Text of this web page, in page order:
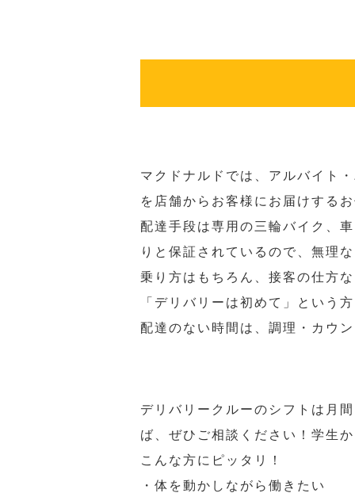
マクドナルドでは、アルバイト
を店舗からお客様にお届けする
配達手段は専用の三輪バイク、
りと保証されているので、無理
乗り方はもちろん、接客の仕方
「デリバリーは初めて」という
配達のない時間は、調理・カウ
デリバリークルーのシフトは月
ば、ぜひご相談ください！学生
こんな方にピッタリ！
・体を動かしながら働きたい